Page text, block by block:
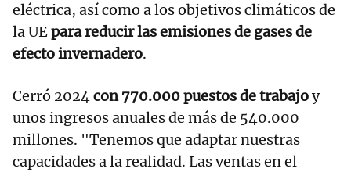
eléctrica, así como a los objetivos climáticos de
la UEpara reducir las emisiones de gases de
efecto invernadero.
Cerró 2024con 770.000 puestos de trabajoy
unos ingresos anuales de más de 540.000
millones. "Tenemos que adaptar nuestras
capacidades a la realidad. Las ventas en el